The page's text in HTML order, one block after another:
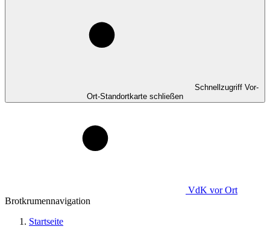
Schnellzugriff Vor-
Ort-Standortkarte schließen
VdK vor Ort
Brotkrumennavigation
Startseite